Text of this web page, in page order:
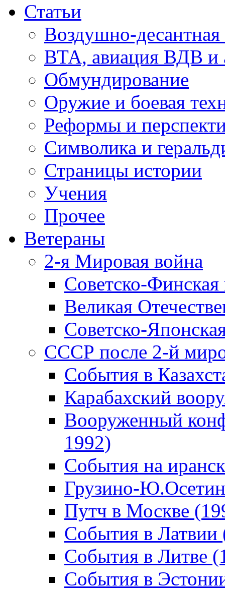
Статьи
Воздушно-десантная
ВТА, авиация ВДВ и
Обмундирование
Оружие и боевая
Реформы и
Символика и
Страницы истории
Учения
Прочее
Ветераны
2-я Мировая война
Советско-
Великая
Советско-
СССР после 2-й
События в
Карабахский
Вооруженный
1992)
События на
Грузино-
Путч в Москве
События в Латвии
События в Литве
События в